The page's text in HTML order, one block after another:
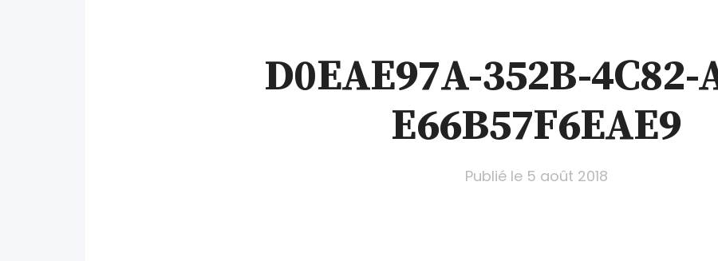
D0EAE97A-352B-4C82-
E66B57F6EAE9
Publié le 5 août 2018